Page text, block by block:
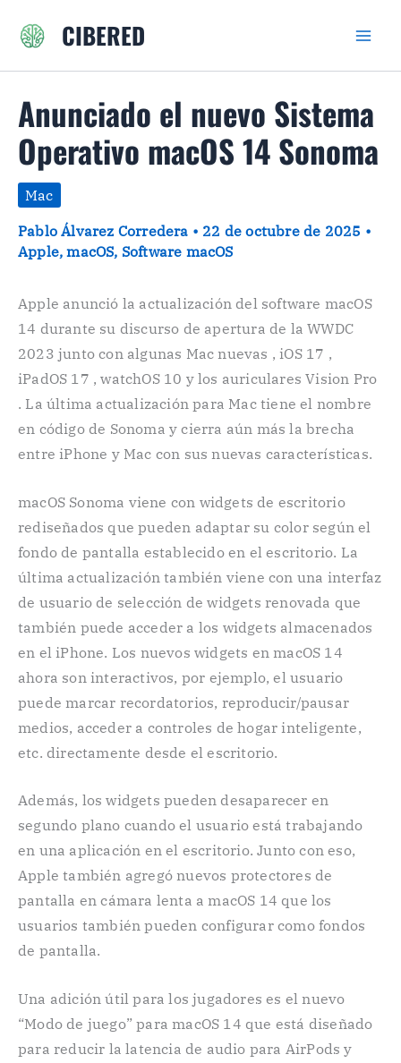
CIBERED
Anunciado el nuevo Sistema
Operativo macOS 14 Sonoma
Mac
Pablo Álvarez Corredera • 22 de octubre de 2025 •
Apple,macOS, Software macOS
Apple anunció la actualización del software macOS
14 durante su discurso de apertura de la WWDC
2023 junto con algunas Mac nuevas , iOS 17 ,
iPadOS 17 , watchOS 10 y los auriculares Vision Pro
. La última actualización para Mac tiene el nombre
en código de Sonoma y cierra aún más la brecha
entre iPhone y Mac con sus nuevas características.
macOS Sonoma viene con widgets de escritorio
rediseñados que pueden adaptar su color según el
fondo de pantalla establecido en el escritorio. La
última actualización también viene con una interfaz
de usuario de selección de widgets renovada que
también puede acceder a los widgets almacenados
en el iPhone. Los nuevos widgets en macOS 14
ahora son interactivos, por ejemplo, el usuario
puede marcar recordatorios, reproducir/pausar
medios, acceder a controles de hogar inteligente,
etc. directamente desde el escritorio.
Además, los widgets pueden desaparecer en
segundo plano cuando el usuario está trabajando
en una aplicación en el escritorio. Junto con eso,
Apple también agregó nuevos protectores de
pantalla en cámara lenta a macOS 14 que los
usuarios también pueden configurar como fondos
de pantalla.
Una adición útil para los jugadores es el nuevo
“Modo de juego” para macOS 14 que está diseñado
para reducir la latencia de audio para AirPods y